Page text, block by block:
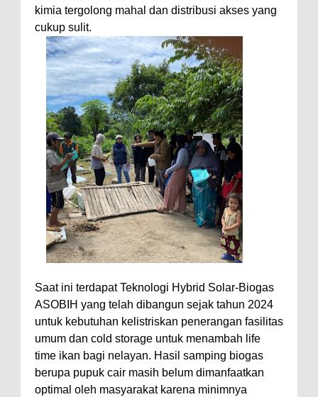
kimia tergolong mahal dan distribusi akses yang
cukup sulit.
Saat ini terdapat Teknologi Hybrid Solar-Biogas
ASOBIH yang telah dibangun sejak tahun 2024
untuk kebutuhan kelistriskan penerangan fasilitas
umum dan cold storage untuk menambah life
time ikan bagi nelayan. Hasil samping biogas
berupa pupuk cair masih belum dimanfaatkan
optimal oleh masyarakat karena minimnya